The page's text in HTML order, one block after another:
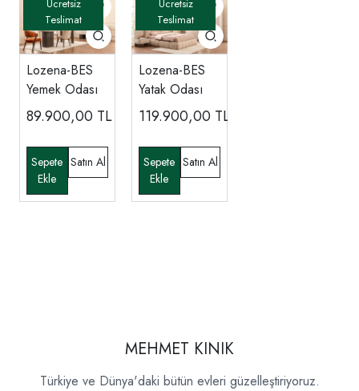
Lozena-BES
Yemek Odası
89.900,00 TL
Lozena-BES
Yatak Odası
119.900,00 TL
MEHMET KINIK
Türkiye ve Dünya'daki bütün evleri güzelleştiriyoruz.